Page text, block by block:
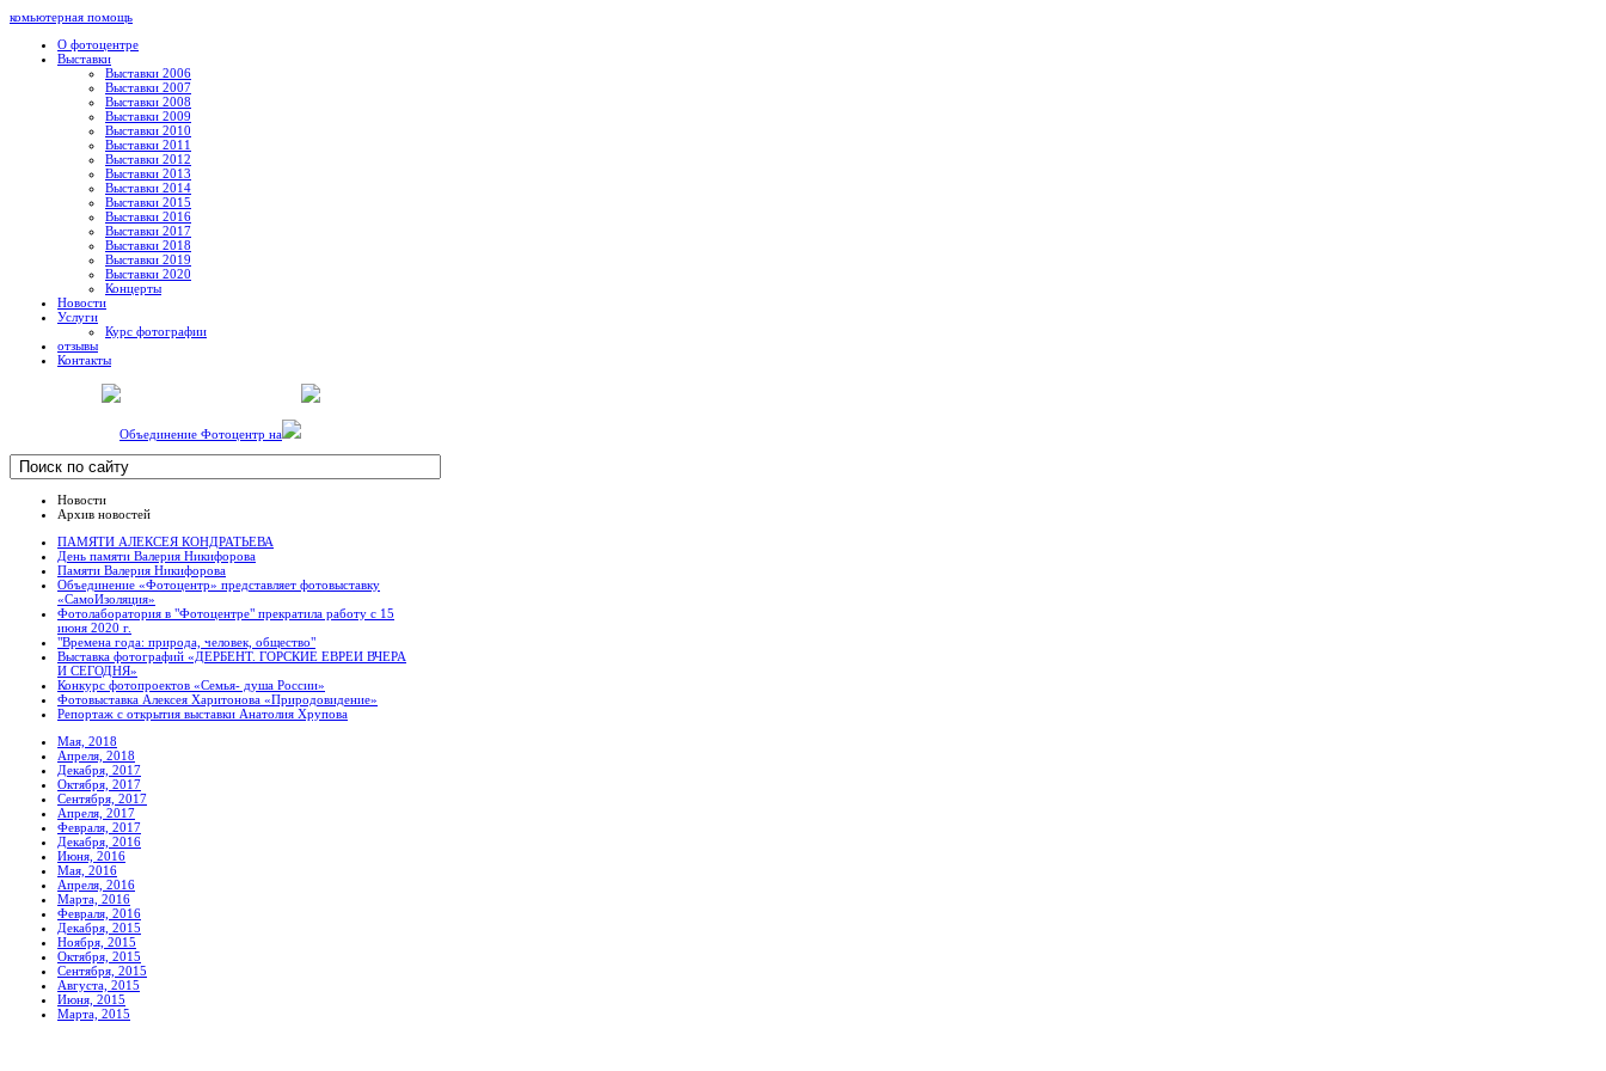
комьютерная помощь
О фотоцентре
Выставки
Выставки 2006
Выставки 2007
Выставки 2008
Выставки 2009
Выставки 2010
Выставки 2011
Выставки 2012
Выставки 2013
Выставки 2014
Выставки 2015
Выставки 2016
Выставки 2017
Выставки 2018
Выставки 2019
Выставки 2020
Концерты
Новости
Услуги
Курс фотографии
отзывы
Контакты
Объединение Фотоцентр на
Новости
Архив новостей
ПАМЯТИ АЛЕКСЕЯ КОНДРАТЬЕВА
День памяти Валерия Никифорова
Памяти Валерия Никифорова
Объединение «Фотоцентр» представляет фотовыставку
«СамоИзоляция»
Фотолаборатория в "Фотоцентре" прекратила работу с 15
июня 2020 г.
"Времена года: природа, человек, общество"
Выставка фотографий «ДЕРБЕНТ. ГОРСКИЕ ЕВРЕИ ВЧЕРА
И СЕГОДНЯ»
Конкурс фотопроектов «Семья- душа России»
Фотовыставка Алексея Харитонова «Природовидение»
Репортаж с открытия выставки Анатолия Хрупова
Мая, 2018
Апреля, 2018
Декабря, 2017
Октября, 2017
Сентября, 2017
Апреля, 2017
Февраля, 2017
Декабря, 2016
Июня, 2016
Мая, 2016
Апреля, 2016
Марта, 2016
Февраля, 2016
Декабря, 2015
Ноября, 2015
Октября, 2015
Сентября, 2015
Августа, 2015
Июня, 2015
Марта, 2015